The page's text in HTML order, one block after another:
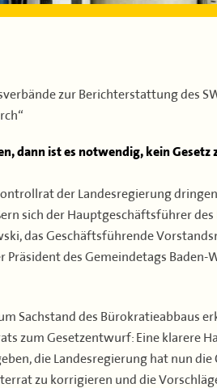
zur Berichterstattung des
dann ist es notwendig, kein Gesetz
der Landesregierung
sich der Hauptgeschäftsführer
das Geschäftsführende
des Gemeindetags Baden-
Sachstand des Bürokratieabbaus
zum Gesetzentwurf: Eine klarere
die Landesregierung hat nun die
zu korrigieren und die